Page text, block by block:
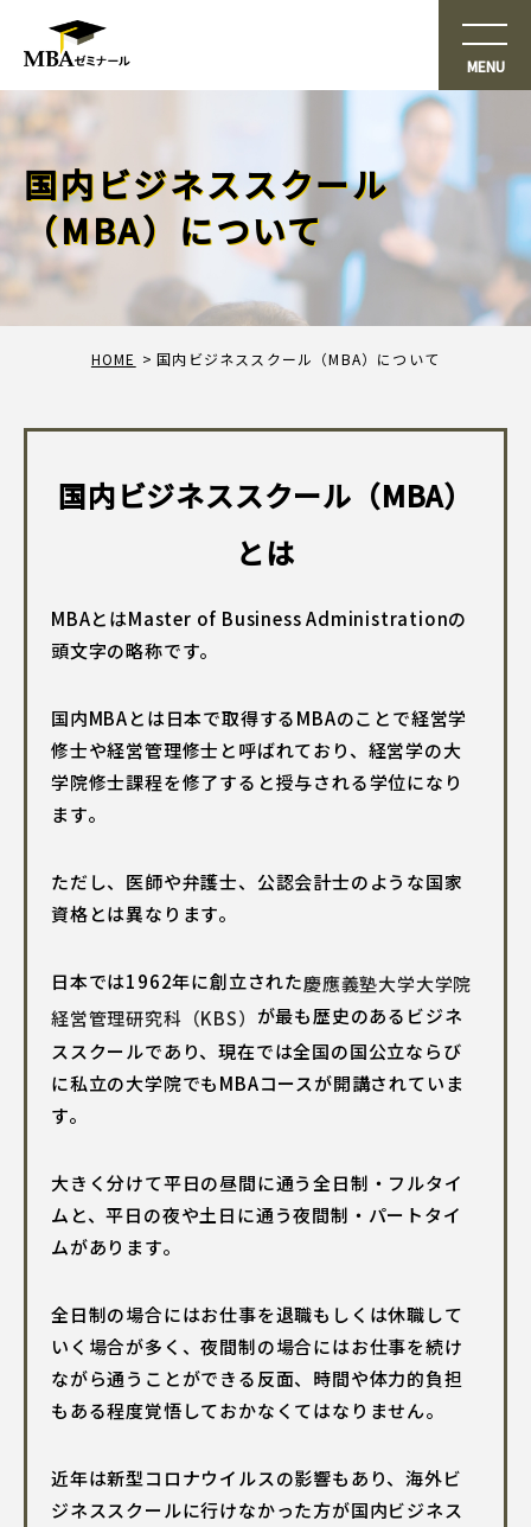
国内ビジネススクール
（MBA）について
HOME 国内ビジネススクール（MBA）について
国内ビジネススクール（MBA）
とは
MBAとはMaster of Business Administrationの
頭文字の略称です。
国内MBAとは日本で取得するMBAのことで経営学
修士や経営管理修士と呼ばれており、経営学の大
学院修士課程を修了すると授与される学位になり
ます。
ただし、医師や弁護士、公認会計士のような国家
資格とは異なります。
日本では1962年に創立された慶應義塾大学大学院
経営管理研究科（KBS） が最も歴史のあるビジネ
ススクールであり、現在では全国の国公立ならび
に私立の大学院でもMBAコースが開講されていま
す。
大きく分けて平日の昼間に通う全日制・フルタイ
ムと、平日の夜や土日に通う夜間制・パートタイ
ムがあります。
全日制の場合にはお仕事を退職もしくは休職して
いく場合が多く、夜間制の場合にはお仕事を続け
ながら通うことができる反面、時間や体力的負担
もある程度覚悟しておかなくてはなりません。
近年は新型コロナウイルスの影響もあり、海外ビ
ジネススクールに行けなかった方が国内ビジネス